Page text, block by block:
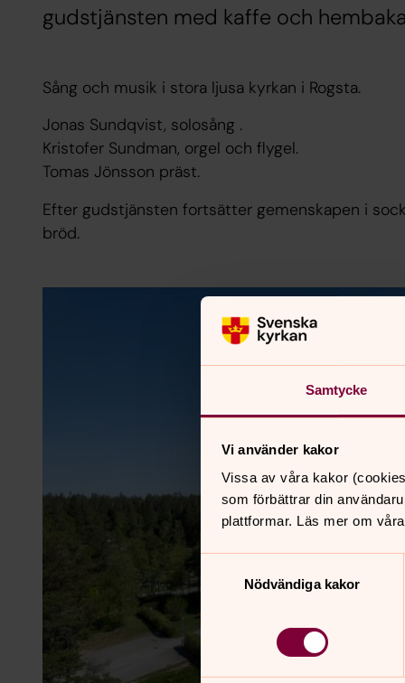
Samtycke
Vi använder kakor
Vissa av våra kakor
som förbättrar din
plattformar. Läs mer om
Nödvändiga kakor
gudstjänsten med kaffe och
Sång och musik i stora ljusa kyrkan i Rogsta.
Jonas Sundqvist, solosång .
Kristofer Sundman, orgel och flygel.
Tomas Jönsson präst.
Efter gudstjänsten fortsätter gemenskapen i
bröd.